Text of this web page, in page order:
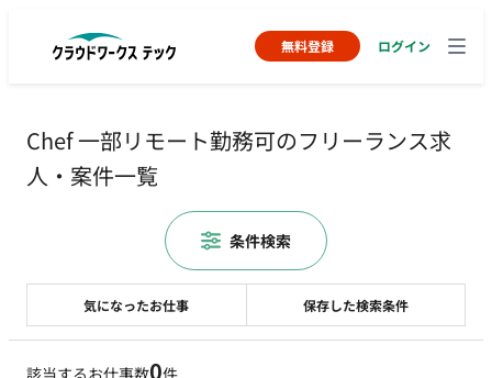
無料登録 ログイン
Chef 一部リモート勤務可のフリーランス求
人・案件一覧
該当するお仕事数0件
気になったお仕事 保存した検索条件
条件検索